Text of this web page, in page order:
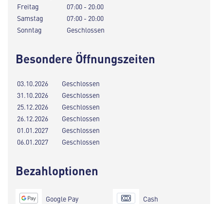
Freitag
07:00 - 20:00
Samstag
07:00 - 20:00
Sonntag
Geschlossen
Besondere Öffnungszeiten
03.10.2026
Geschlossen
31.10.2026
Geschlossen
25.12.2026
Geschlossen
26.12.2026
Geschlossen
01.01.2027
Geschlossen
06.01.2027
Geschlossen
Bezahloptionen
Google Pay Cash